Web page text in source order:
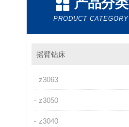
产品分类
PRODUCT CATEGORY
摇臂钻床
z3063
z3050
z3040